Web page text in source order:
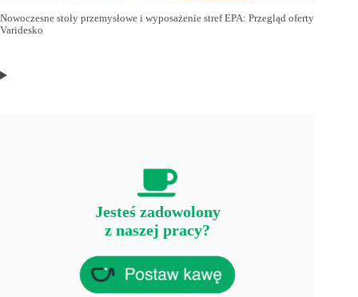
Nowoczesne stoły przemysłowe i wyposażenie stref EPA: Przegląd oferty
Varidesko
Jesteś zadowolony
z naszej pracy?